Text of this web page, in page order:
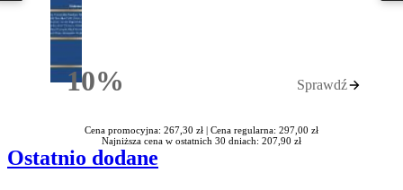
10%Rabatu Sprawdź
Cena promocyjna: 267,30 zł | Cena regularna: 297,00 zł
Najniższa cena w ostatnich 30 dniach: 207,90 zł
Ostatnio dodane